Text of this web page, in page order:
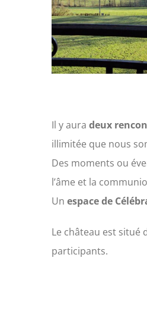
Il y aura deux
illimitée que nous
Des moments ou
l’âme et la
Un espace de
Le château est situé
participants.